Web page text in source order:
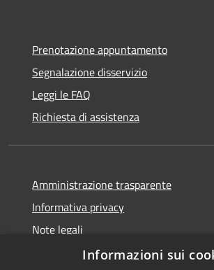
Prenotazione appuntamento
Segnalazione disservizio
Leggi le FAQ
Richiesta di assistenza
Amministrazione trasparente
Informativa privacy
Note legali
Dichiarazione di accessibilità
Informazioni sui